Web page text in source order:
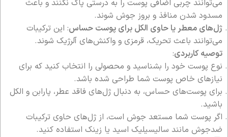
می‌توانند چربی اضافی پوست را به درستی پاک نکنند و باعث
مسدود شدن منافذ و بروز جوش شوند.
ژل‌های معطر یا حاوی الکل برای پوست حساس: این ترکیبات
می‌توانند باعث تحریک، قرمزی و واکنش‌های آلرژیک شوند.
توصیه کاربردی:
نوع پوست خود را بشناسید و محصولی را انتخاب کنید که برای
نیازهای خاص پوست شما طراحی شده باشد.
برای پوست‌های حساس، به دنبال ژل‌های فاقد عطر، پارابن و الکل
باشید.
اگر پوست شما مستعد جوش است، از ژل‌های حاوی ترکیبات
ضدجوش مانند سالیسیلیک اسید یا زینک استفاده کنید.